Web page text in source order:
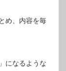
め、内容を毎
になるような